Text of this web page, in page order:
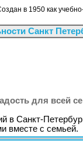
в 1950 как
Санкт
для всей
в Санкт-
вместе с семьей.